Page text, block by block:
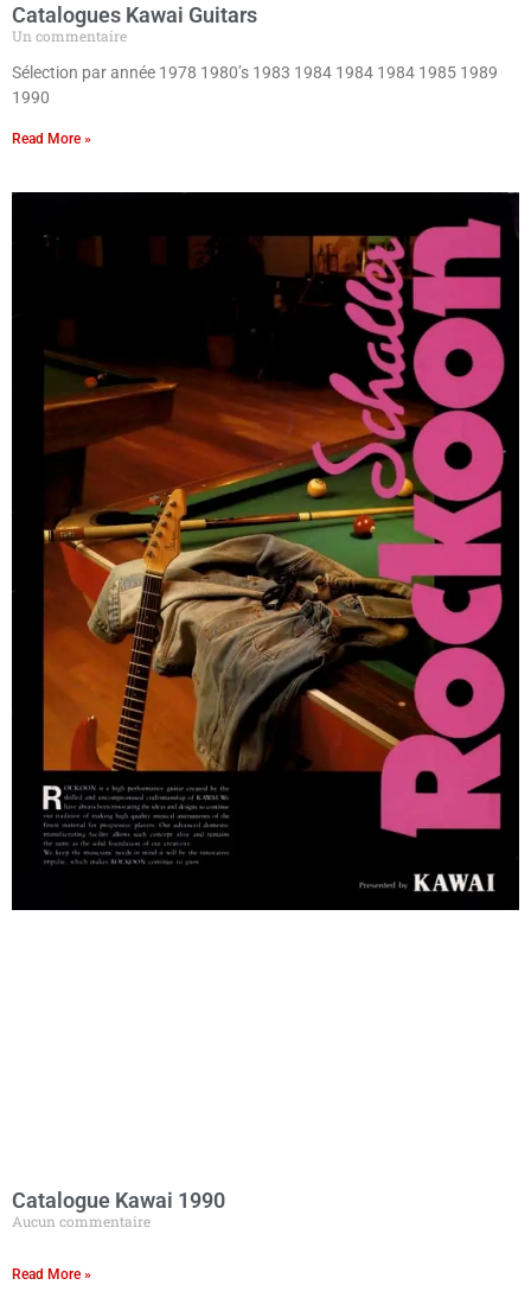
Catalogues Kawai Guitars
Un commentaire
Sélection par année 1978 1980’s 1983 1984 1984 1984 1985 1989
1990
Read More »
Catalogue Kawai 1990
Aucun commentaire
Read More »